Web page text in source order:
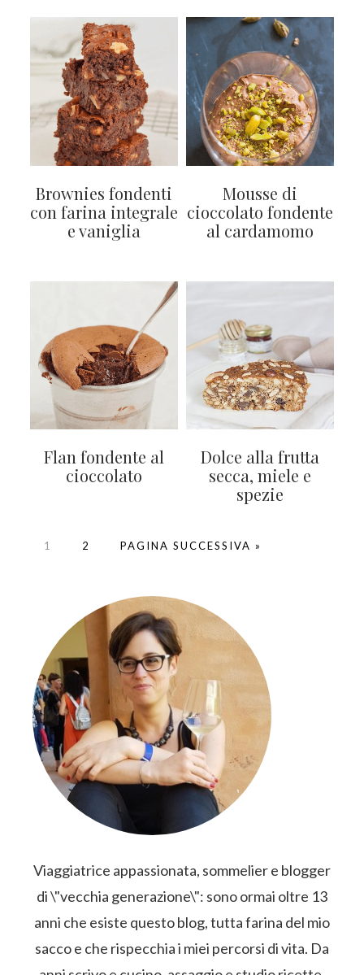
Brownies fondenti
con farina integrale
e vaniglia
Mousse di
cioccolato fondente
al cardamomo
Flan fondente al
cioccolato
Dolce alla frutta
secca, miele e
spezie
PAGINE
1 PAGINE
2
VAI
PAGINA SUCCESSIVA »
LATERALE
PRIMARIA
Viaggiatrice appassionata, sommelier e blogger
di \"vecchia generazione\": sono ormai oltre 13
anni che esiste questo blog, tutta farina del mio
sacco e che rispecchia i miei percorsi di vita. Da